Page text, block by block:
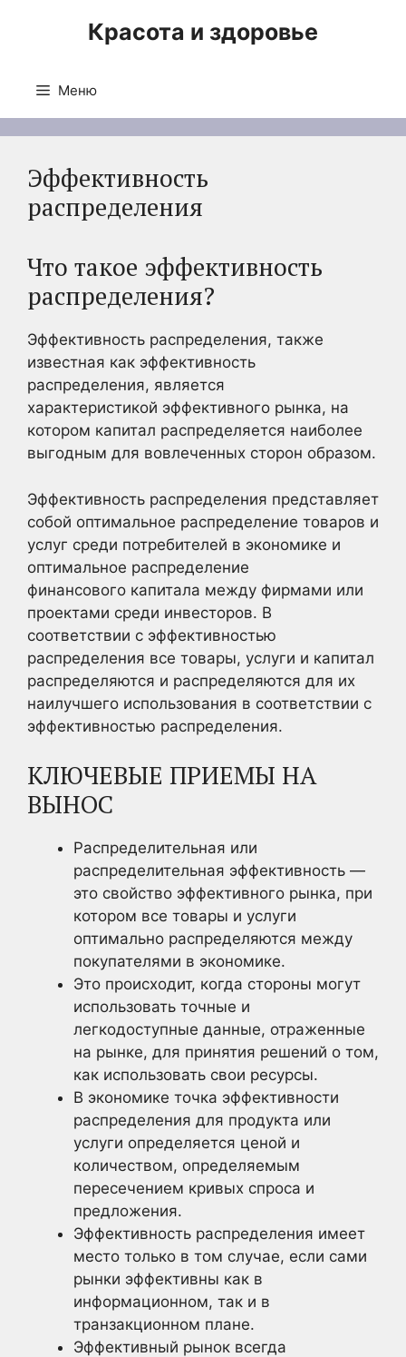
Красота и здоровье
Меню
Эффективность
распределения
Что такое эффективность
распределения?
Эффективность распределения, также
известная как эффективность
распределения, является
характеристикой эффективного рынка, на
котором капитал распределяется наиболее
выгодным для вовлеченных сторон образом.
Эффективность распределения представляет
собой оптимальное распределение товаров и
услуг среди потребителей в экономике и
оптимальное распределение
финансового капитала между фирмами или
проектами среди инвесторов. В
соответствии с эффективностью
распределения все товары, услуги и капитал
распределяются и распределяются для их
наилучшего использования в соответствии с
эффективностью распределения.
КЛЮЧЕВЫЕ ПРИЕМЫ НА
ВЫНОС
Распределительная или
распределительная эффективность —
это свойство эффективного рынка, при
котором все товары и услуги
оптимально распределяются между
покупателями в экономике.
Это происходит, когда стороны могут
использовать точные и
легкодоступные данные, отраженные
на рынке, для принятия решений о том,
как использовать свои ресурсы.
В экономике точка эффективности
распределения для продукта или
услуги определяется ценой и
количеством, определяемым
пересечением кривых спроса и
предложения.
Эффективность распределения имеет
место только в том случае, если сами
рынки эффективны как в
информационном, так и в
транзакционном плане.
Эффективный рынок всегда